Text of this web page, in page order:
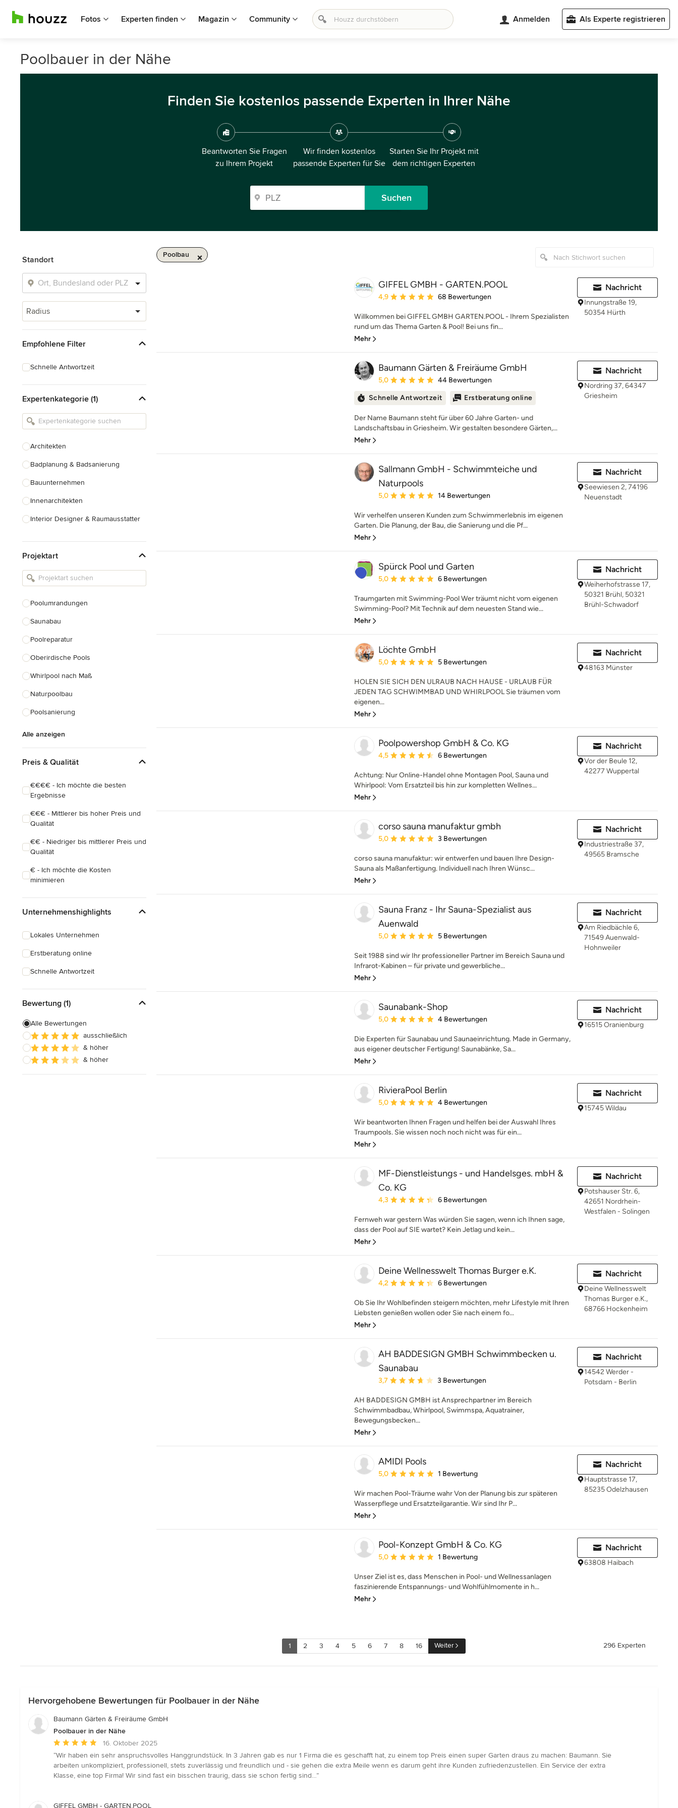
Fotos Experten finden Magazin Community Anmelden Als Experte registrieren
Poolbauer in der Nähe
Finden Sie kostenlos passende Experten in Ihrer Nähe
Beantworten Sie Fragen
zu Ihrem Projekt
Wir finden kostenlos
passende Experten für Sie
Starten Sie Ihr Projekt mit
dem richtigen Experten
Suchen
Standort
Radius
Empfohlene Filter
Schnelle Antwortzeit
Expertenkategorie (1)
Architekten
Badplanung & Badsanierung
Bauunternehmen
Innenarchitekten
Interior Designer & Raumausstatter
Landschaftsarchitekten
Armaturen & Sanitärbedarf
Einbauschränke
Projektart
Poolumrandungen
Saunabau
Poolreparatur
Oberirdische Pools
Whirlpool nach Maß
Naturpoolbau
Poolsanierung
Alle anzeigen
Preis & Qualität
€€€€ - Ich möchte die besten
Ergebnisse
€€€ - Mittlerer bis hoher Preis und
Qualität
€€ - Niedriger bis mittlerer Preis und
Qualität
€ - Ich möchte die Kosten
minimieren
Unternehmenshighlights
Lokales Unternehmen
Erstberatung online
Schnelle Antwortzeit
Bewertung (1)
Alle Bewertungen
ausschließlich
& höher
& höher
Poolbau
GIFFEL GMBH - GARTEN.POOL
Durchschnittliche Bewertung: 4.9 von 5 Sternen
4,9 68 Bewertungen
Willkommen bei GIFFEL GMBH GARTEN.POOL - Ihrem Spezialisten
rund um das Thema Garten & Pool! Bei uns fin...
Mehr
Nachricht
Innungstraße 19,
50354 Hürth
Baumann Gärten & Freiräume GmbH
Durchschnittliche Bewertung: 5 von 5 Sternen
5,0 44 Bewertungen
Schnelle Antwortzeit Erstberatung online
Der Name Baumann steht für über 60 Jahre Garten- und
Landschaftsbau in Griesheim. Wir gestalten besondere Gärten,...
Mehr
Nachricht
Nordring 37, 64347
Griesheim
Sallmann GmbH - Schwimmteiche und
Naturpools
Durchschnittliche Bewertung: 5 von 5 Sternen
5,0 14 Bewertungen
Wir verhelfen unseren Kunden zum Schwimmerlebnis im eigenen
Garten. Die Planung, der Bau, die Sanierung und die Pf...
Mehr
Nachricht
Seewiesen 2, 74196
Neuenstadt
Spürck Pool und Garten
Durchschnittliche Bewertung: 5 von 5 Sternen
5,0 6 Bewertungen
Traumgarten mit Swimming-Pool Wer träumt nicht vom eigenen
Swimming-Pool? Mit Technik auf dem neuesten Stand wie...
Mehr
Nachricht
Weiherhofstrasse 17,
50321 Brühl, 50321
Brühl-Schwadorf
Löchte GmbH
Durchschnittliche Bewertung: 5 von 5 Sternen
5,0 5 Bewertungen
HOLEN SIE SICH DEN ULRAUB NACH HAUSE - URLAUB FÜR
JEDEN TAG SCHWIMMBAD UND WHIRLPOOL Sie träumen vom
eigenen...
Mehr
Nachricht
48163 Münster
Poolpowershop GmbH & Co. KG
Durchschnittliche Bewertung: 4.5 von 5 Sternen
4,5 6 Bewertungen
Achtung: Nur Online-Handel ohne Montagen Pool, Sauna und
Whirlpool: Vom Ersatzteil bis hin zur kompletten Wellnes...
Mehr
Nachricht
Vor der Beule 12,
42277 Wuppertal
corso sauna manufaktur gmbh
Durchschnittliche Bewertung: 5 von 5 Sternen
5,0 3 Bewertungen
corso sauna manufaktur: wir entwerfen und bauen Ihre Design-
Sauna als Maßanfertigung. Individuell nach Ihren Wünsc...
Mehr
Nachricht
Industriestraße 37,
49565 Bramsche
Sauna Franz - Ihr Sauna-Spezialist aus
Auenwald
Durchschnittliche Bewertung: 5 von 5 Sternen
5,0 5 Bewertungen
Seit 1988 sind wir Ihr professioneller Partner im Bereich Sauna und
Infrarot-Kabinen – für private und gewerbliche...
Mehr
Nachricht
Am Riedbächle 6,
71549 Auenwald-
Hohnweiler
Saunabank-Shop
Durchschnittliche Bewertung: 5 von 5 Sternen
5,0 4 Bewertungen
Die Experten für Saunabau und Saunaeinrichtung. Made in Germany,
aus eigener deutscher Fertigung! Saunabänke, Sa...
Mehr
Nachricht
16515 Oranienburg
RivieraPool Berlin
Durchschnittliche Bewertung: 5 von 5 Sternen
5,0 4 Bewertungen
Wir beantworten Ihnen Fragen und helfen bei der Auswahl Ihres
Traumpools. Sie wissen noch noch nicht was für ein...
Mehr
Nachricht
15745 Wildau
MF-Dienstleistungs - und Handelsges. mbH &
Co. KG
Durchschnittliche Bewertung: 4.3 von 5 Sternen
4,3 6 Bewertungen
Fernweh war gestern Was würden Sie sagen, wenn ich Ihnen sage,
dass der Pool auf SIE wartet? Kein Jetlag und kein...
Mehr
Nachricht
Potshauser Str. 6,
42651 Nordrhein-
Westfalen - Solingen
Deine Wellnesswelt Thomas Burger e.K.
Durchschnittliche Bewertung: 4.2 von 5 Sternen
4,2 6 Bewertungen
Ob Sie Ihr Wohlbefinden steigern möchten, mehr Lifestyle mit Ihren
Liebsten genießen wollen oder Sie nach einem fo...
Mehr
Nachricht
Deine Wellnesswelt
Thomas Burger e.K.,
68766 Hockenheim
AH BADDESIGN GMBH Schwimmbecken u.
Saunabau
Durchschnittliche Bewertung: 3.7 von 5 Sternen
3,7 3 Bewertungen
AH BADDESIGN GMBH ist Ansprechpartner im Bereich
Schwimmbadbau, Whirlpool, Swimmspa, Aquatrainer,
Bewegungsbecken...
Mehr
Nachricht
14542 Werder -
Potsdam - Berlin
AMIDI Pools
Durchschnittliche Bewertung: 5 von 5 Sternen
5,0 1 Bewertung
Wir machen Pool-Träume wahr Von der Planung bis zur späteren
Wasserpflege und Ersatzteilgarantie. Wir sind Ihr P...
Mehr
Nachricht
Hauptstrasse 17,
85235 Odelzhausen
Pool-Konzept GmbH & Co. KG
Durchschnittliche Bewertung: 5 von 5 Sternen
5,0 1 Bewertung
Unser Ziel ist es, dass Menschen in Pool- und Wellnessanlagen
faszinierende Entspannungs- und Wohlfühlmomente in h...
Mehr
Nachricht
63808 Haibach
1 2 3 4 5 6 7 8 16 Weiter 296 Experten
Hervorgehobene Bewertungen für Poolbauer in der Nähe
Baumann Gärten & Freiräume GmbH
Poolbauer in der Nähe
Durchschnittliche
Bewertung:
5
von
16. Oktober 2025
“Wir haben ein sehr anspruchsvolles Hanggrundstück. In 3 Jahren gab es nur 1 Firma die es geschafft hat, zu einem top Preis einen super Garten draus zu machen: Baumann. Sie
arbeiten unkompliziert, professionell, stets zuverlässig und freundlich und - sie gehen die extra Meile wenn es darum geht ihre Kunden zufriedenzustellen. Ein Service der extra
Klasse, eine top Firma! Wir sind fast ein bisschen traurig, dass sie schon fertig sind…”
GIFFEL GMBH - GARTEN.POOL